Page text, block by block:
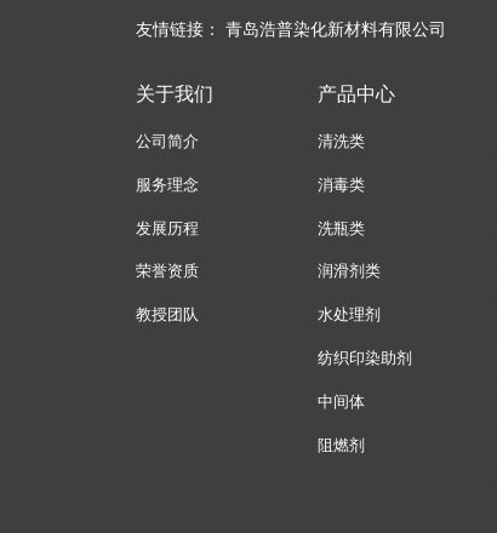
友情链接： 青岛浩普染化新材料有限公司
关于我们
公司简介
服务理念
发展历程
荣誉资质
教授团队
产品中心
清洗类
消毒类
洗瓶类
润滑剂类
水处理剂
纺织印染助剂
中间体
阻燃剂